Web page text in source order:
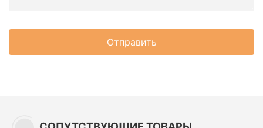
Отправить